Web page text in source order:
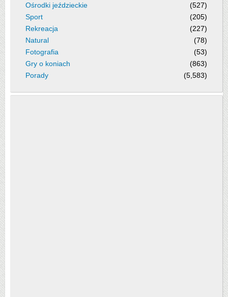
Ośrodki jeździeckie
(527)
Sport
(205)
Rekreacja
(227)
Natural
(78)
Fotografia
(53)
Gry o koniach
(863)
Porady
(5,583)